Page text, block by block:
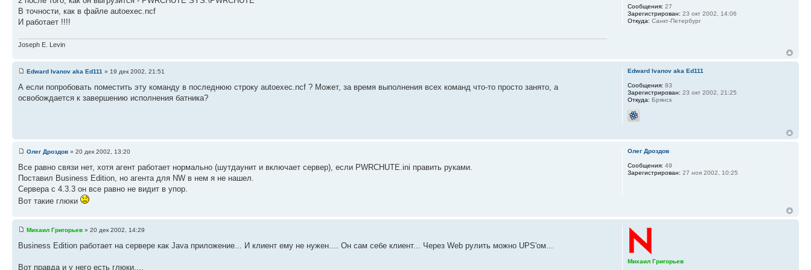
В точности, как в файле autoexec.ncf
И работает !!!!
Joseph E. Levin
Сообщения: 27
Зарегистрирован: 23 окт 2002, 14:06
Откуда: Санкт-Петербург
Edward Ivanov aka Ed111 » 19 дек 2002, 21:51
А если попробовать поместить эту команду в последнюю строку autoexec.ncf ? Может, за время выполнения всех команд что-то просто занято, а
освобождается к завершению исполнения батника?
Edward Ivanov aka Ed111
Сообщения: 83
Зарегистрирован: 23 окт 2002, 21:25
Откуда: Брянск
Олег Дроздов » 20 дек 2002, 13:20
Все равно связи нет, хотя агент работает нормально (шутдаунит и включает сервер), если PWRCHUTE.ini править руками.
Поставил Business Edition, но агента для NW в нем я не нашел.
Сервера с 4.3.3 он все равно не видит в упор.
Вот такие глюки
Олег Дроздов
Сообщения: 49
Зарегистрирован: 27 ноя 2002, 10:25
Михаил Григорьев » 20 дек 2002, 14:29
Business Edition работает на сервере как Java приложение... И клиент ему не нужен.... Он сам себе клиент... Через Web рулить можно UPS'ом...
Вот правда и у него есть глюки....
Михаил Григорьев